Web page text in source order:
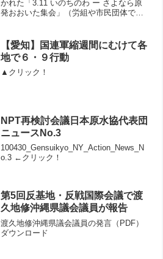
かれた「3.11 いのちのわ ー さよなら原
発おおいた集会」（労組や市民団体で構
名のコーナーを設けました。原爆写真展
には早々から小...
【愛知】国連軍縮週間にむけて各
地で６・９行動
▲クリック！
NPT再検討会議日本原水協代表団
ニュースNo.3
100430_Gensuikyo_NY_Action_News_N
o.3 ←クリック！
第5回反基地・反戦国際会議で渡
久地修沖縄県議会議員が報告
渡久地修沖縄県議会議員の発言（PDF）
ダウンロード